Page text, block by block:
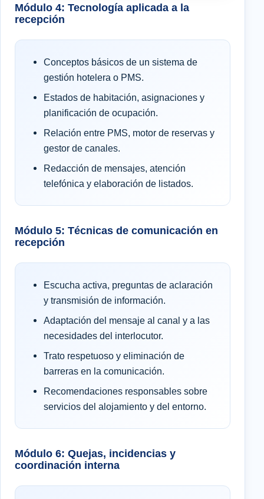
Módulo 4: Tecnología aplicada a la
recepción
Conceptos básicos de un sistema de
gestión hotelera o PMS.
Estados de habitación, asignaciones y
planificación de ocupación.
Relación entre PMS, motor de reservas y
gestor de canales.
Redacción de mensajes, atención
telefónica y elaboración de listados.
Módulo 5: Técnicas de comunicación en
recepción
Escucha activa, preguntas de aclaración
y transmisión de información.
Adaptación del mensaje al canal y a las
necesidades del interlocutor.
Trato respetuoso y eliminación de
barreras en la comunicación.
Recomendaciones responsables sobre
servicios del alojamiento y del entorno.
Módulo 6: Quejas, incidencias y
coordinación interna